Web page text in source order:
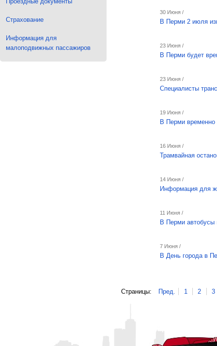
Страхование
Информация для
малоподвижных пассажиров
30 Июня /
В Перми 2 июля
23 Июня /
В Перми будет
23 Июня /
Специалисты
19 Июня /
В Перми временно
16 Июня /
Трамвайная
14 Июня /
Информация для
11 Июня /
В Перми автобусы
7 Июня /
В День города в
Страницы: Пред. 1 2 3